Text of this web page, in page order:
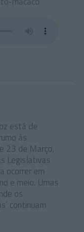
está de
às
23 de Março,
Legislativas
ocorrer em
e meio. Umas
os
continuam